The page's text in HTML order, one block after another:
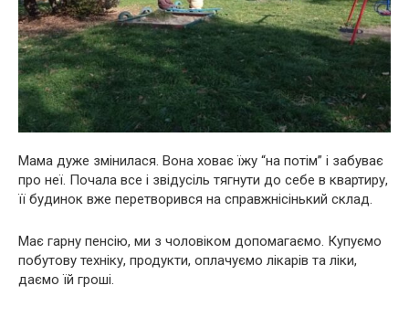
Мама дуже змінилася. Вона ховає їжу “на потім” і забуває
про неї. Почала все і звідусіль тягнути до себе в квартиру,
її будинок вже перетворився на справжнісінький склад.
Має гарну пенсію, ми з чоловіком допомагаємо. Купуємо
побутову техніку, продукти, оплачуємо лікарів та ліки,
даємо їй гроші.